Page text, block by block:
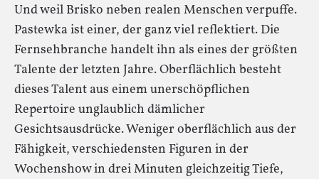
Und weil Brisko neben realen Menschen verpuffe.
Pastewka ist einer, der ganz viel reflektiert. Die
Fernsehbranche handelt ihn als eines der größten
Talente der letzten Jahre. Oberflächlich besteht
dieses Talent aus einem unerschöpflichen
Repertoire unglaublich dämlicher
Gesichtsausdrücke. Weniger oberflächlich aus der
Fähigkeit, verschiedensten Figuren in der
Wochenshow in drei Minuten gleichzeitig Tiefe,